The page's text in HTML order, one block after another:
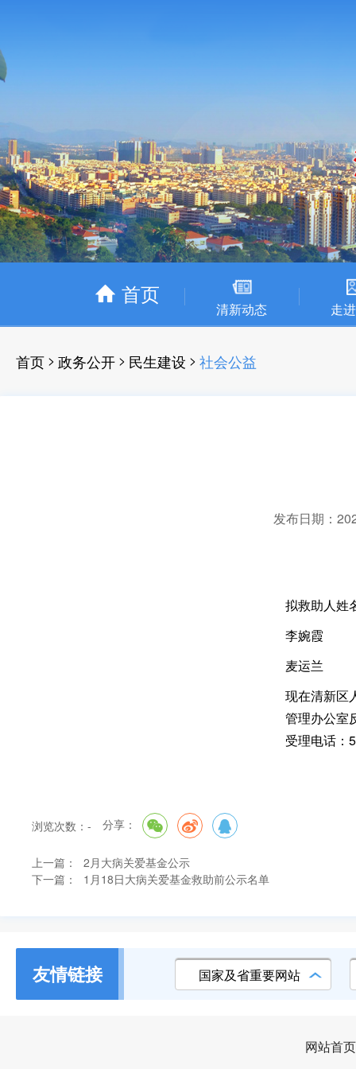
首页
清新动态 走
首页 > 政务公开 > 民生建设 > 社会公益
发布日期：
拟救助人姓
李婉霞
麦运兰
现在清新区
管理办公室
受理电话：
浏览次数： - 分享：
上一篇：
2月大病关爱基金公示
下一篇：
1月18日大病关爱基金救助前公示名单
友情链接 国家及省重要网站
网站首页